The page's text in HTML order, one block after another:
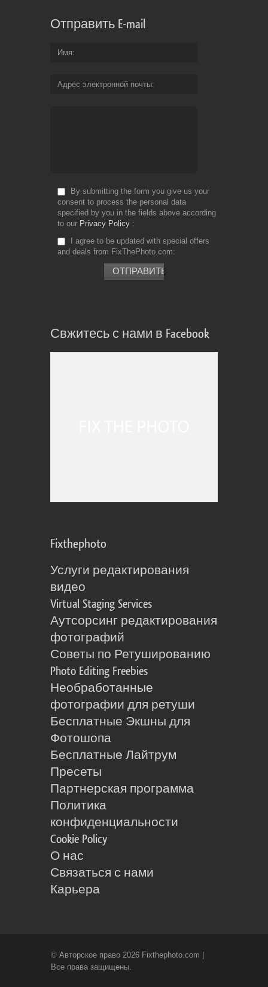
Отправить E-mail
Имя
Адрес электронной почты
By submitting the form you give us your
consent to process the personal data
specified by you in the fields above according
to our Privacy Policy
I agree to be updated with special offers
and deals from FixThePhoto.com
Свжитесь с нами в Facebook
Fixthephoto
Услуги редактирования
видео
Virtual Staging Services
Аутсорсинг редактирования
фотографий
Советы по Ретушированию
Photo Editing Freebies
Необработанные
фотографии для ретуши
Бесплатные Экшны для
Фотошопа
Бесплатные Лайтрум
Пресеты
Партнерская программа
Политика
конфиденциальности
Cookie Policy
О нас
Связаться с нами
Карьера
© Авторское право 2026 Fixthephoto.com |
Все права защищены.